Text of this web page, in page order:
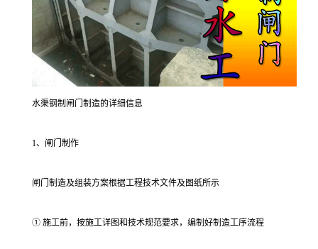
水渠钢制闸门制造的详细信息
1、闸门制作
闸门制造及组装方案根据工程技术文件及图纸所示
① 施工前，按施工详图和技术规范要求，编制好制造工序流程